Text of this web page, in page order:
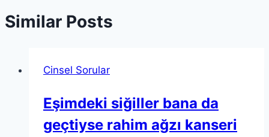
Similar Posts
Cinsel Sorular
Eşimdeki siğiller bana da
geçtiyse rahim ağzı kanseri